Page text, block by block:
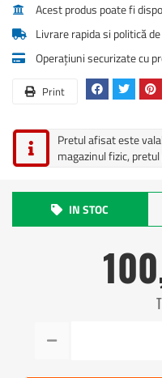
Acest produs poate fi
Livrare rapida si politică
Operațiuni securizate cu
Print
Pretul afisat este
magazinul fizic,
IN STOC